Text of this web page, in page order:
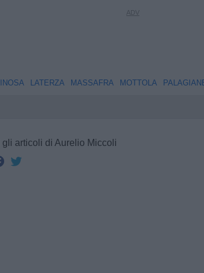
LATERZA MASSAFRA MOTTOLA
gli articoli di Aurelio Miccoli